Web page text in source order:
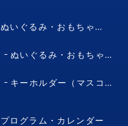
ぬいぐるみ・おもちゃ・マスコット・キャラクター
ぬいぐるみ・おもちゃ（マスコット・キャラクター）
キーホルダー（マスコット・キャラクター）
プログラム・カレンダー